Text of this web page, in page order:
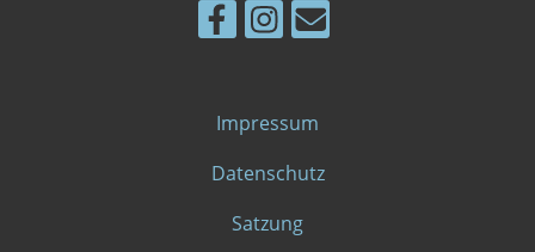
Impressum
Datenschutz
Satzung